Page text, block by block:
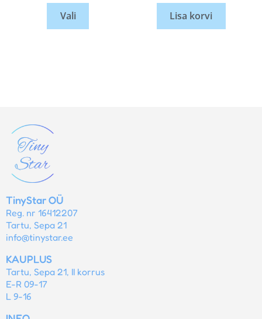
Vali Lisa korvi
TinyStar OÜ
Reg. nr 16412207
Tartu, Sepa 21
info@tinystar.ee
KAUPLUS
Tartu, Sepa 21, II korrus
E-R 09-17
L 9-16